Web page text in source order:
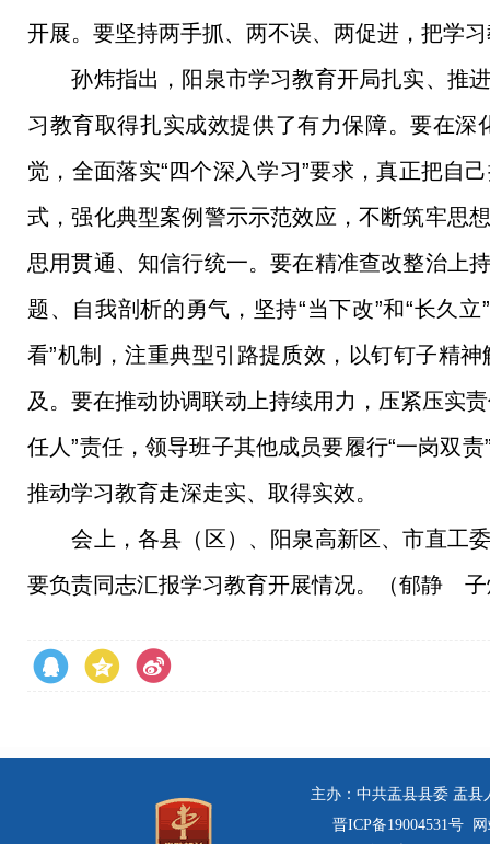
开展。要坚持两手抓、两不误、两促进，把学
孙炜指出，阳泉市学习教育开局扎实、推进
习教育取得扎实成效提供了有力保障。要在
觉，全面落实“四个深入学习”要求，真正把自
式，强化典型案例警示示范效应，不断筑牢思
思用贯通、知信行统一。要在精准查改整治上
题、自我剖析的勇气，坚持“当下改”和“长久
看”机制，注重典型引路提质效，以钉钉子精
及。要在推动协调联动上持续用力，压紧压实
任人”责任，领导班子其他成员要履行“一岗双
推动学习教育走深走实、取得实效。
会上，各县（区）、阳泉高新区、市直工委
要负责同志汇报学习教育开展情况。（郁静
主办：中共盂县县委 盂县
晋ICP备19004531号